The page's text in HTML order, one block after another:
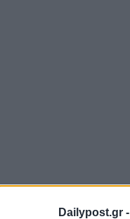
Dailypost.gr -